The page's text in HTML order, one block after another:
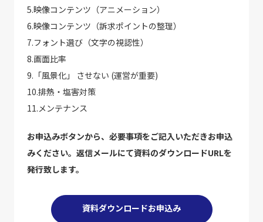
5.映像コンテンツ（アニメーション）
6.映像コンテンツ（訴求ポイントの整理）
7.フォント選び（文字の視認性）
8.画面比率
9.「風景化」 させない (運営が重要)
10.排熱・塩害対策
11.メンテナンス
お申込みボタンから、必要事項をご記入いただきお申込
みください。返信メールにて資料のダウンロードURLを
発行致します。
資料ダウンロードお申込み